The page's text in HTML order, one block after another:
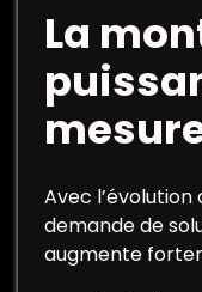
La
Avec l’évolution
demande de
augmente